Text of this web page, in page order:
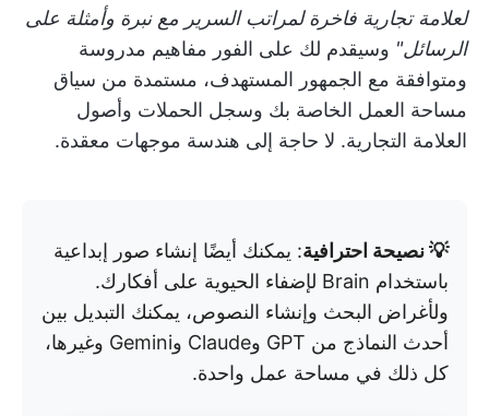
لعلامة تجارية فاخرة لمراتب السرير مع نبرة وأمثلة على
الرسائل" وسيقدم لك على الفور مفاهيم مدروسة
ومتوافقة مع الجمهور المستهدف، مستمدة من سياق
مساحة العمل الخاصة بك وسجل الحملات وأصول
العلامة التجارية. لا حاجة إلى هندسة موجهات معقدة.
💡 نصيحة احترافية: يمكنك أيضًا إنشاء صور إبداعية
باستخدام Brain لإضفاء الحيوية على أفكارك.
ولأغراض البحث وإنشاء النصوص، يمكنك التبديل بين
أحدث النماذج من GPT وClaude وGemini وغيرها،
كل ذلك في مساحة عمل واحدة.